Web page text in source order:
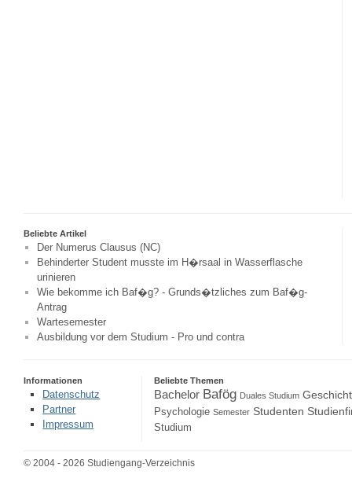
Beliebte Artikel
Der Numerus Clausus (NC)
Behinderter Student musste im H�rsaal in Wasserflasche
urinieren
Wie bekomme ich Baf�g? - Grunds�tzliches zum Baf�g-
Antrag
Wartesemester
Ausbildung vor dem Studium - Pro und contra
Informationen
Datenschutz
Partner
Impressum
Beliebte Themen
Bachelor Bafög Duales Studium
Psychologie Semester Studenten
Studium
© 2004 - 2026 Studiengang-Verzeichnis